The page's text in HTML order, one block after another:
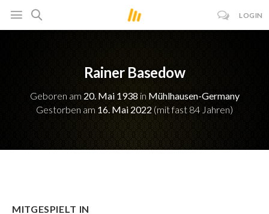
LOGIN
Rainer Basedow
Geboren am 20. Mai 1938in Mühlhausen-Germany
Gestorben am 16. Mai 2022 (mit fast 84 Jahren)
MITGESPIELT IN